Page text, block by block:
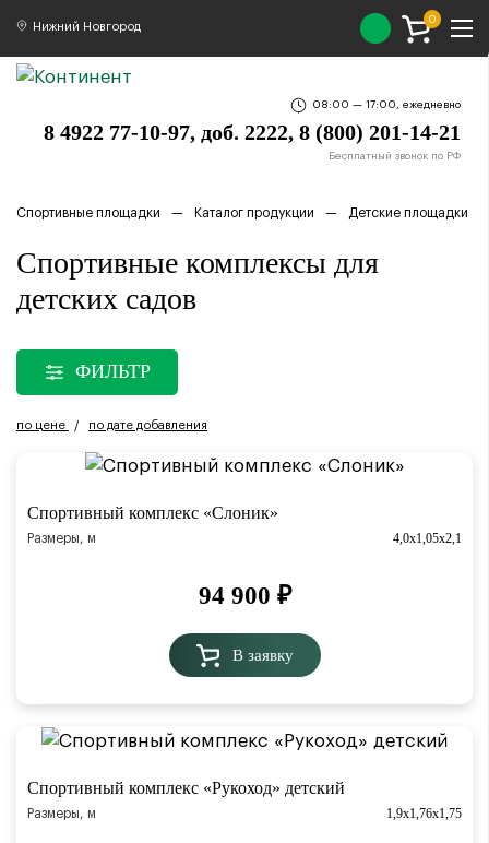
Нижний Новгород
08:00 — 17:00, ежедневно
8 4922 77-10-97, доб. 2222, 8 (800) 201-14-21
Бесплатный звонок по РФ
0
Спортивные площадки Каталог продукции Детские площадки
Спортивные комплексы для
детских садов
ФИЛЬТР
по цене / по дате добавления
Спортивный комплекс «Слоник»
Размеры, м 4,0х1,05х2,1
94 900 ₽
В заявку
Спортивный комплекс «Рукоход» детский
Размеры, м 1,9х1,76х1,75